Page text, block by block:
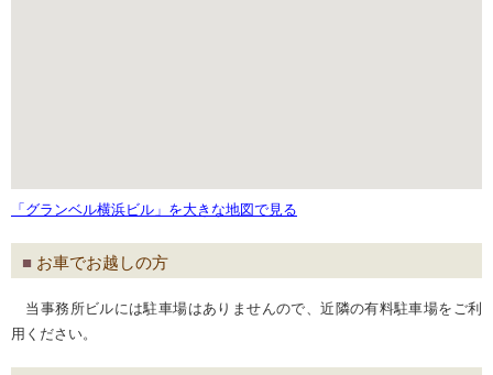
「グランベル横浜ビル」を大きな地図で見る
お車でお越しの方
当事務所ビルには駐車場はありませんので、近隣の有料駐車場をご利
用ください。